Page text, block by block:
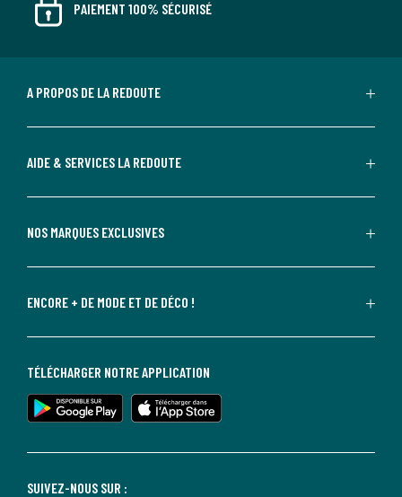
PAIEMENT 100% SÉCURISÉ
A PROPOS DE LA REDOUTE
AIDE & SERVICES LA REDOUTE
NOS MARQUES EXCLUSIVES
ENCORE + DE MODE ET DE DÉCO !
SUIVEZ-NOUS SUR :
TÉLÉCHARGER NOTRE APPLICATION